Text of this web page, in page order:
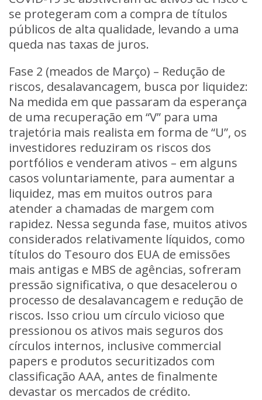
se protegeram com a compra de títulos
públicos de alta qualidade, levando a uma
queda nas taxas de juros.
Fase 2 (meados de Março) – Redução de
riscos, desalavancagem, busca por liquidez:
Na medida em que passaram da esperança
de uma recuperação em “V” para uma
trajetória mais realista em forma de “U”, os
investidores reduziram os riscos dos
portfólios e venderam ativos – em alguns
casos voluntariamente, para aumentar a
liquidez, mas em muitos outros para
atender a chamadas de margem com
rapidez. Nessa segunda fase, muitos ativos
considerados relativamente líquidos, como
títulos do Tesouro dos EUA de emissões
mais antigas e MBS de agências, sofreram
pressão significativa, o que desacelerou o
processo de desalavancagem e redução de
riscos. Isso criou um círculo vicioso que
pressionou os ativos mais seguros dos
círculos internos, inclusive commercial
papers e produtos securitizados com
classificação AAA, antes de finalmente
devastar os mercados de crédito.